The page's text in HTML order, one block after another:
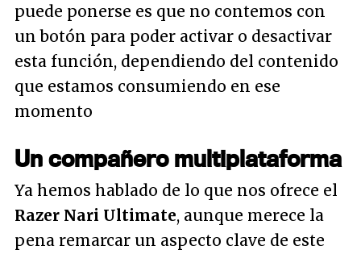
puede ponerse es que no contemos con
un botón para poder activar o desactivar
esta función, dependiendo del contenido
que estamos consumiendo en ese
momento
Un compañero multiplataforma
Ya hemos hablado de lo que nos ofrece el
Razer Nari Ultimate, aunque merece la
pena remarcar un aspecto clave de este